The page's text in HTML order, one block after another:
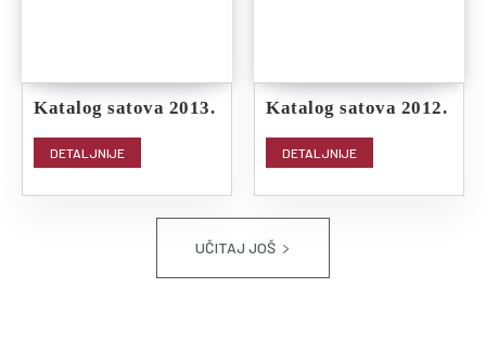
Katalog satova 2013.
DETALJNIJE
Katalog satova 2012.
DETALJNIJE
UČITAJ JOŠ